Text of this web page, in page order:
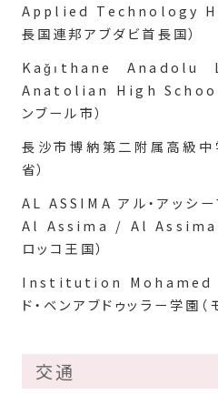
Applied Technology
長国連邦アブダビ首長国）
Kağıthane Anadolu
Anatolian High School）
ンブール市）
長沙市博納第二附属高級中
省）
AL ASSIMA アル・アッ
Al Assima / Al Assima
ロッコ王国）
Institution Mohamed
ド・ベンアブドゥッラー学園（
交通